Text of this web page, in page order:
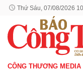
Thứ Sáu, 07/08/2026
CÔNG THƯƠNG MEDIA